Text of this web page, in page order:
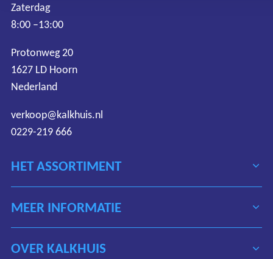
HET ASSORTIMENT
MEER INFORMATIE
OVER KALKHUIS
Zaterdag
8:00 –13:00
Protonweg 20
1627 LD Hoorn
Nederland
verkoop@kalkhuis.nl
0229-219 666